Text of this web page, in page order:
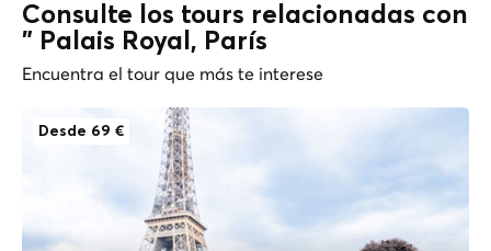
Consulte los tours relacionadas con
" Palais Royal, París
Encuentra el tour que más te interese
Desde 69 €